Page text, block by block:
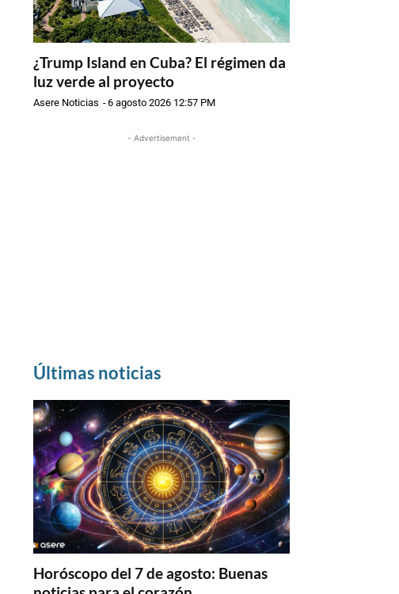
¿Trump Island en Cuba? El régimen da
luz verde al proyecto
Asere Noticias -6 agosto 2026 12:57 PM
- Advertisement -
Últimas noticias
Horóscopo del 7 de agosto: Buenas